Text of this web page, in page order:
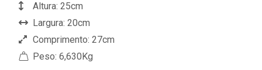
Altura: 25cm
Largura: 20cm
Comprimento: 27cm
Peso: 6,630Kg